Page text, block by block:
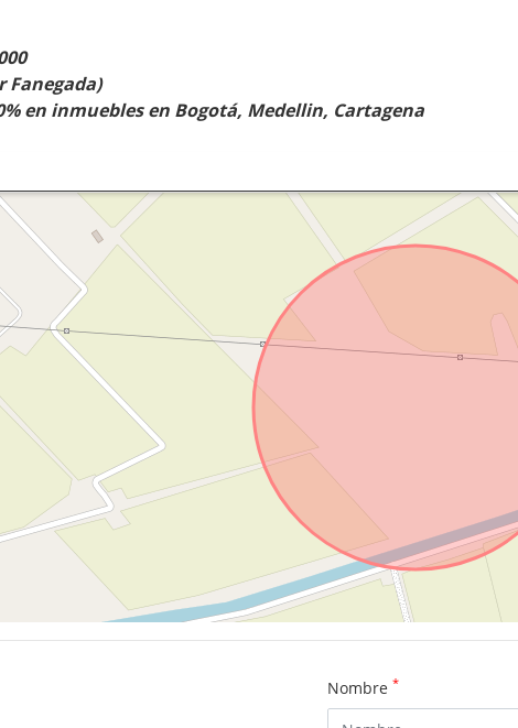
Fanegada)
en inmuebles en Bogotá, Medellin, Cartagena
Nombre *